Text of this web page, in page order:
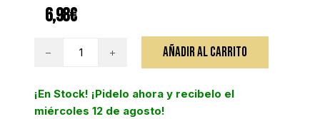
6,98€
SAFETOP
cantidad
AÑADIR AL CARRITO
¡En Stock! ¡Pidelo ahora y recibelo el
miércoles 12 de agosto!